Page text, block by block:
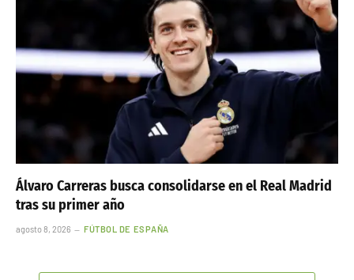
Álvaro Carreras busca consolidarse en el Real Madrid
tras su primer año
agosto 8, 2026 FÚTBOL DE ESPAÑA